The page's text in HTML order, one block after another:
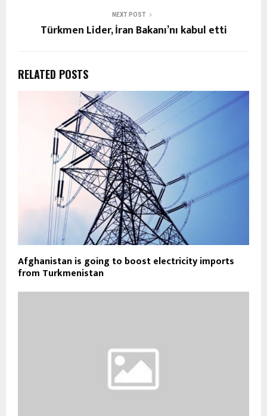
NEXT POST
Türkmen Lider, İran Bakanı’nı kabul etti
RELATED POSTS
Afghanistan is going to boost electricity imports
from Turkmenistan